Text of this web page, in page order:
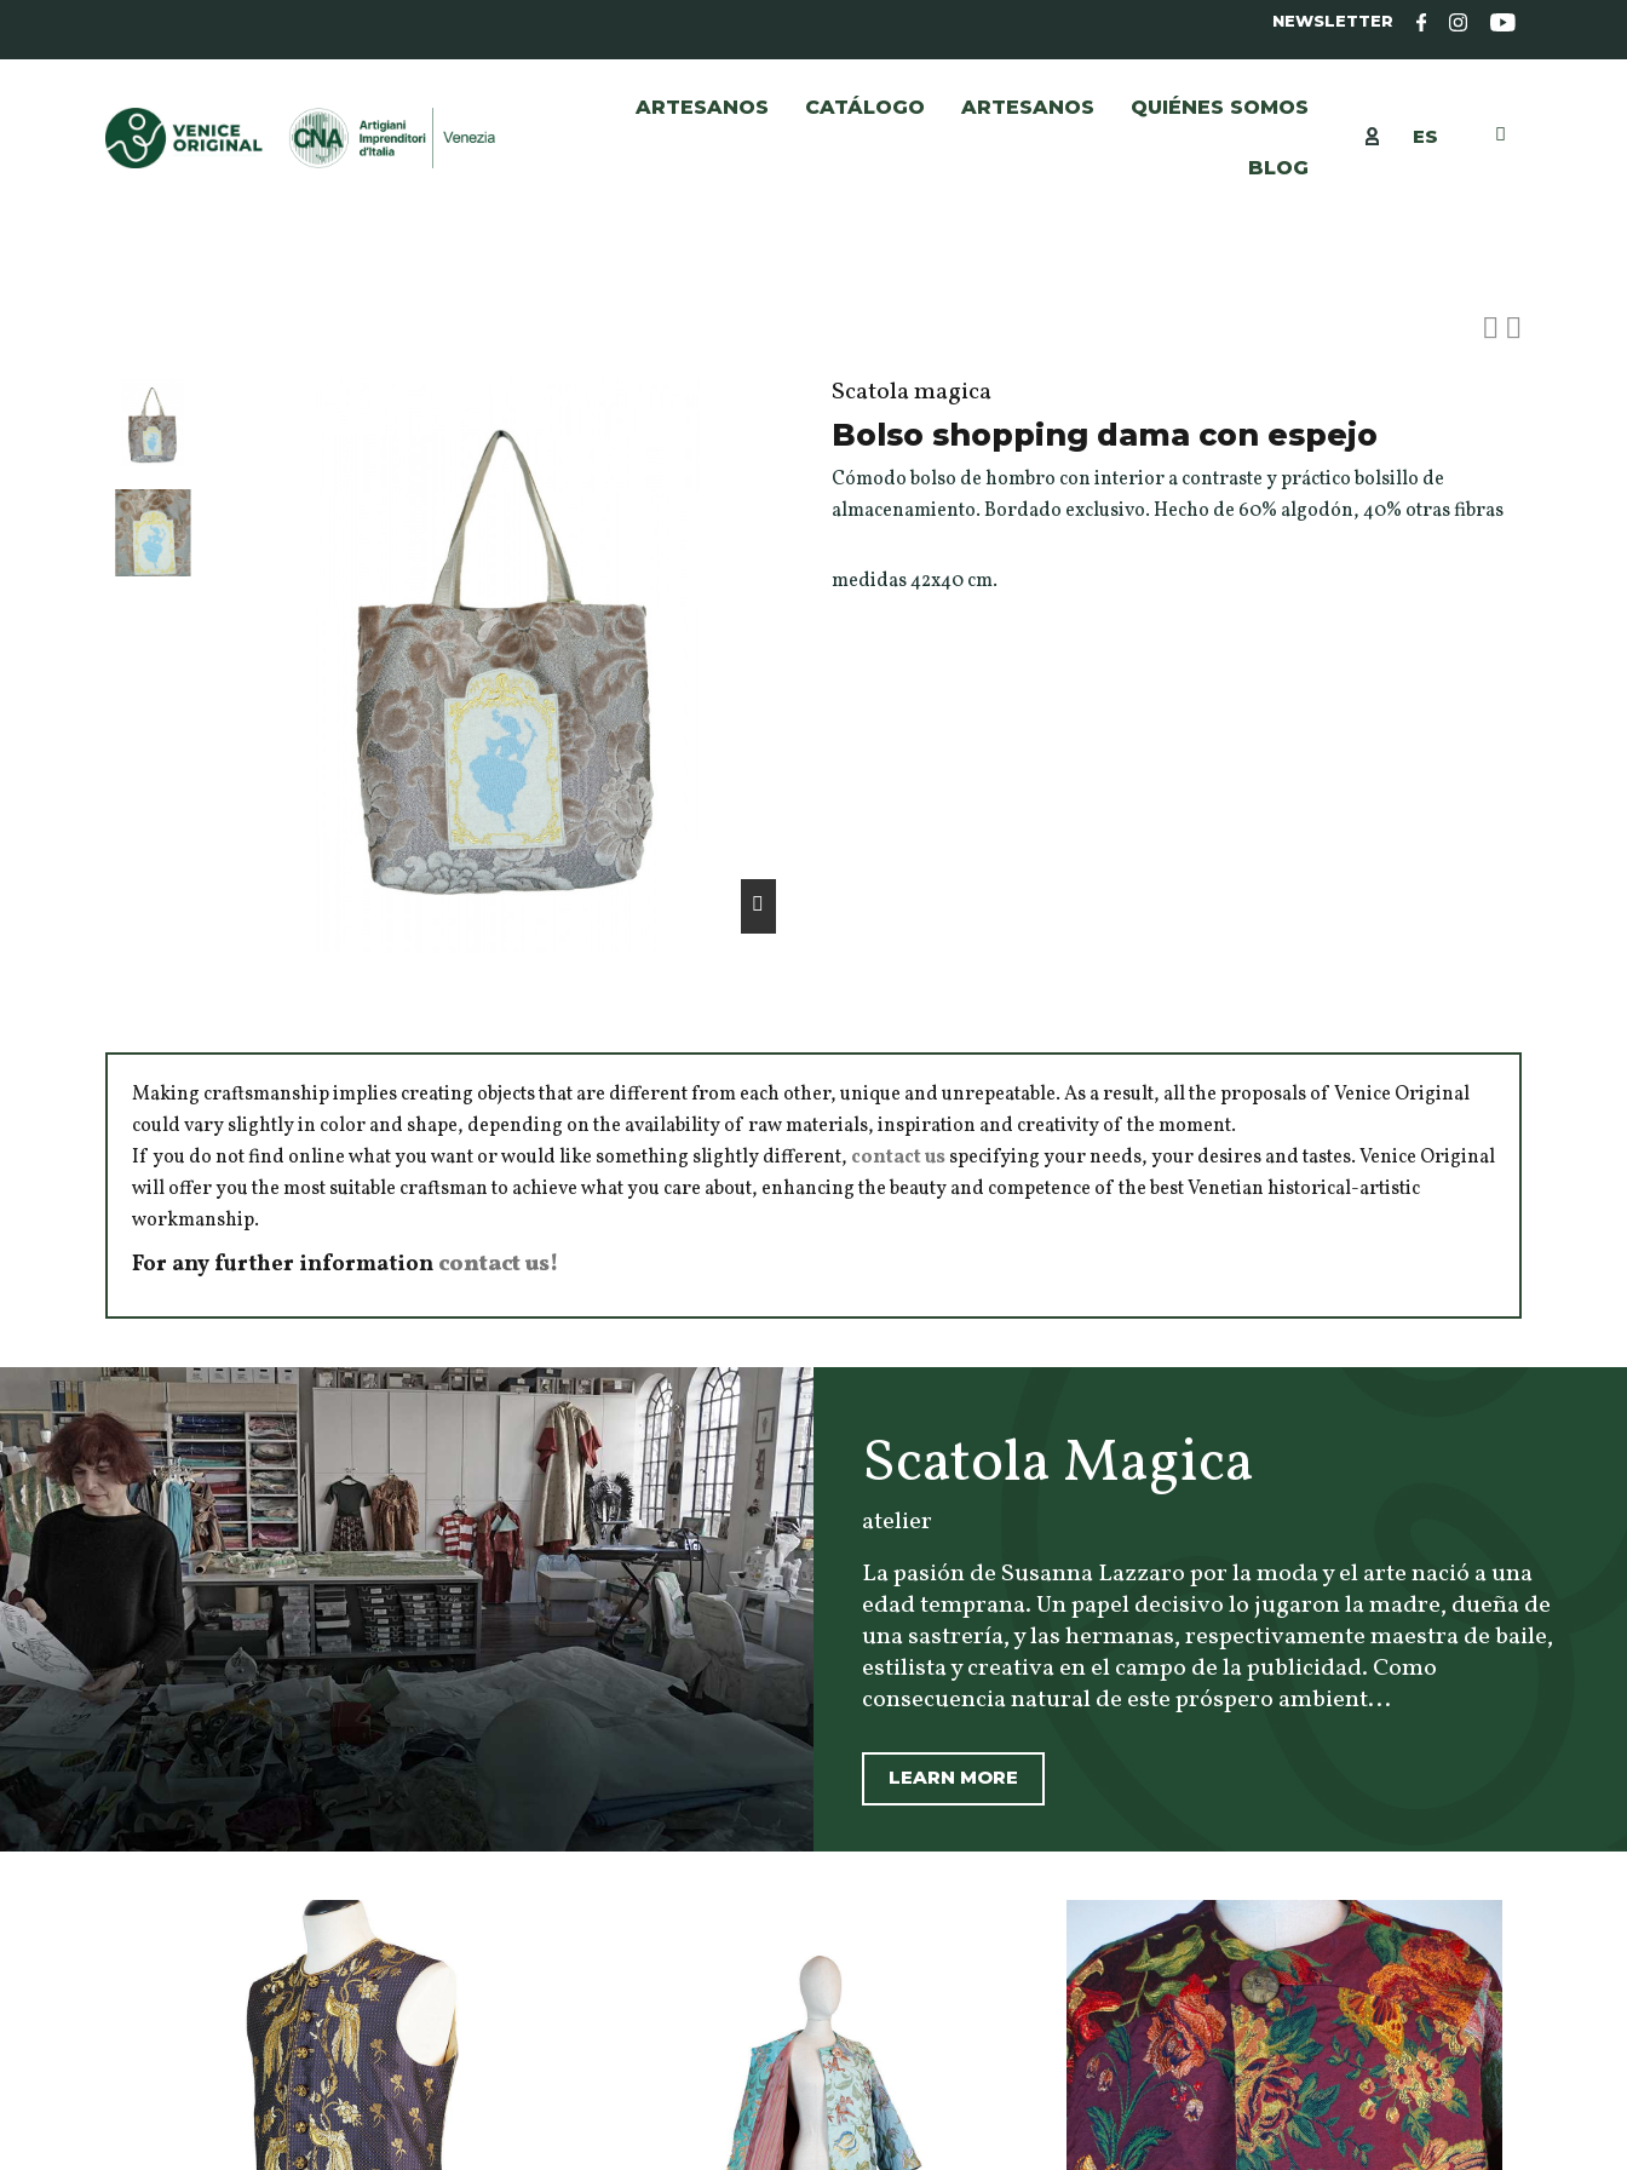
NEWSLETTER
ARTESANOS CATÁLOGO ARTESANOS QUIÉNES SOMOS
BLOG
ES
Scatola magica
Bolso shopping dama con espejo
Cómodo bolso de hombro con interior a contraste y práctico bolsillo de
almacenamiento. Bordado exclusivo. Hecho de 60% algodón, 40% otras fibras
medidas 42x40 cm.
Making craftsmanship implies creating objects that are different from each other, unique and unrepeatable. As a result, all the proposals of Venice Original
could vary slightly in color and shape, depending on the availability of raw materials, inspiration and creativity of the moment.
If you do not find online what you want or would like something slightly different, contact usspecifying your needs, your desires and tastes. Venice Original
will offer you the most suitable craftsman to achieve what you care about, enhancing the beauty and competence of the best Venetian historical-artistic
workmanship.
For any further information contact us!
Scatola Magica
atelier
La pasión de Susanna Lazzaro por la moda y el arte nació a una
edad temprana. Un papel decisivo lo jugaron la madre, dueña de
una sastrería, y las hermanas, respectivamente maestra de baile,
estilista y creativa en el campo de la publicidad. Como
consecuencia natural de este próspero ambient...
LEARN MORE